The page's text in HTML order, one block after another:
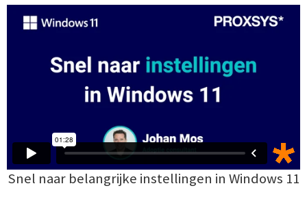
Snel naar belangrijke instellingen in Windows 11